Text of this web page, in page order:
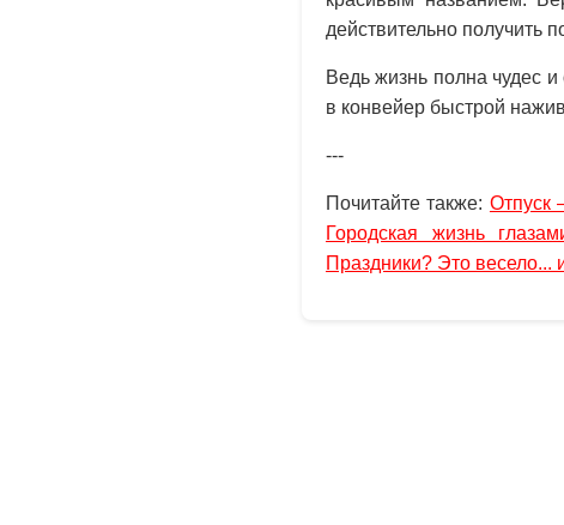
действительно получить
Ведь жизнь полна чудес
в конвейер быстрой
---
Почитайте также: Отпуск
Городская жизнь
Праздники? Это весело...